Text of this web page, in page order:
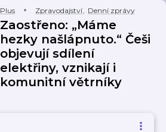
Plus Zpravodajství, Denní zprávy
Zaostřeno: „Máme
hezky našlápnuto.“ Češi
objevují sdílení
elektřiny, vznikají i
komunitní větrníky